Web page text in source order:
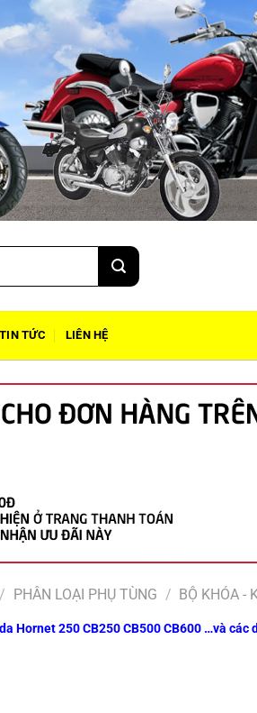
TIN TỨC LIÊN HỆ
/ PHÂN LOẠI PHỤ TÙNG / BỘ KHÓA -
Hornet 250 CB250 CB500 CB600 …và các